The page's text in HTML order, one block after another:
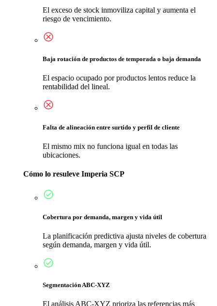
El exceso de stock inmoviliza capital y aumenta el
riesgo de vencimiento.
Baja rotación de productos de temporada o baja demanda
El espacio ocupado por productos lentos reduce la
rentabilidad del lineal.
Falta de alineación entre surtido y perfil de cliente
El mismo mix no funciona igual en todas las
ubicaciones.
Cómo lo resuleve Imperia SCP
Cobertura por demanda, margen y vida útil
La planificación predictiva ajusta niveles de cobertura
según demanda, margen y vida útil.
Segmentación ABC-XYZ
El análisis ABC-XYZ prioriza las referencias más